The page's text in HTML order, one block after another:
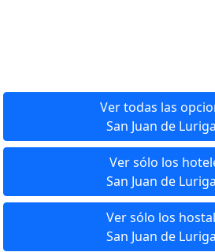
Ver todas las
San Juan de
Ver sólo los
San Juan de
Ver sólo los
San Juan de